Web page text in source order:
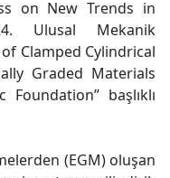
on New Trends in
Ulusal Mekanik
Clamped Cylindrical
Graded Materials
başlıklı
(EGM) oluşan